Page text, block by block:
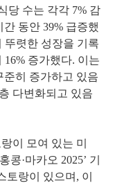
당 수는 각각 7% 감
간 동안 39% 급증했
뚜렷한 성장을 기록
16% 증가했다. 이는
준히 증가하고 있음
다변화되고 있음
이 모여 있는 미
콩·마카오 2025’ 기
토랑이 있으며, 이